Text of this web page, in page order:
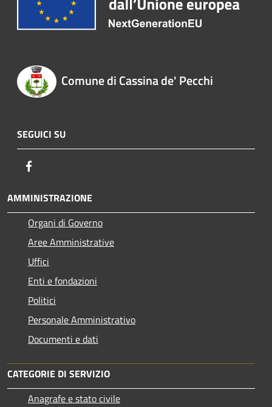
Comune di Cassina de' Pecchi
SEGUICI SU
AMMINISTRAZIONE
Organi di Governo
Aree Amministrative
Uffici
Enti e fondazioni
Politici
Personale Amministrativo
Documenti e dati
CATEGORIE DI SERVIZIO
Anagrafe e stato civile